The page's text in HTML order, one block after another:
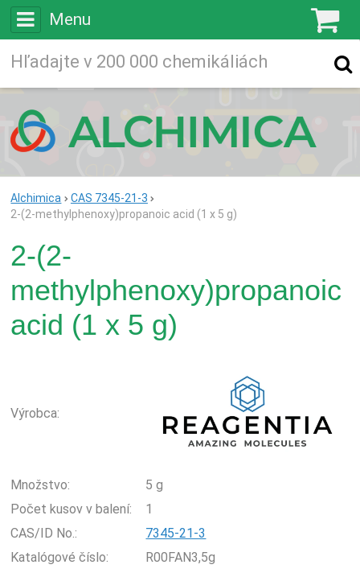
Menu
Vyhľadávanie
Alchimica
CAS 7345-21-3
2-(2-methylphenoxy)propanoic acid (1 x 5 g)
2-(2-
methylphenoxy)propanoic
acid (1 x 5 g)
Výrobca:
Množstvo:
5 g
Počet kusov v balení:
1
CAS/ID No.:
7345-21-3
Katalógové číslo:
R00FAN3,5g